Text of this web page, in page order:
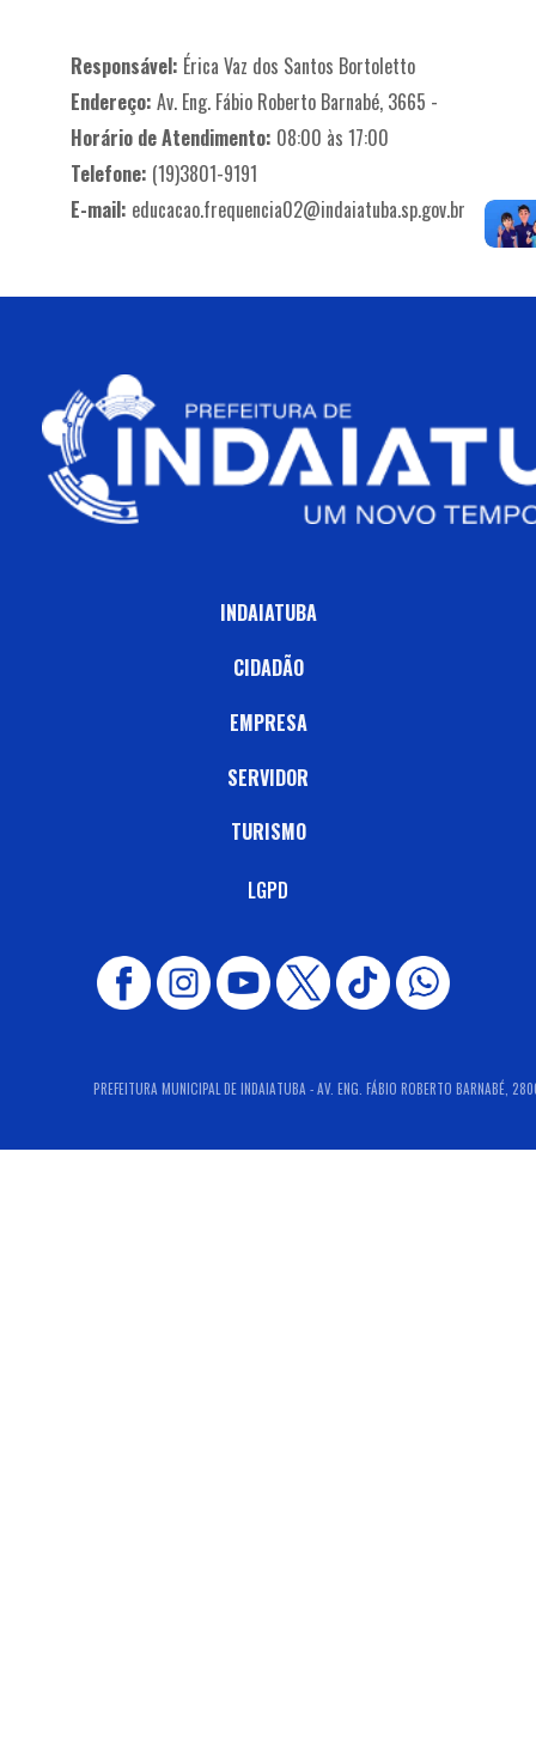
Responsável: Érica Vaz dos Santos Bortoletto
Endereço: Av. Eng. Fábio Roberto Barnabé, 3665 -
Horário de Atendimento: 08:00 às 17:00
Telefone: (19)3801-9191
E-mail: educacao.frequencia02@indaiatuba.sp.gov.br
INDAIATUBA
CIDADÃO
EMPRESA
SERVIDOR
TURISMO
LGPD
PREFEITURA MUNICIPAL DE INDAIATUBA - AV. ENG. FÁBIO ROBERTO BARNABÉ,